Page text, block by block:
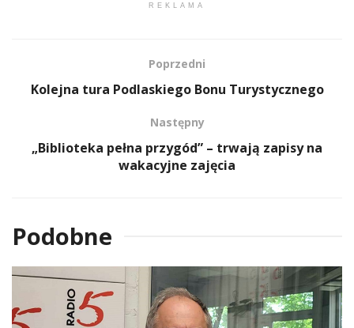
REKLAMA
Poprzedni
Kolejna tura Podlaskiego Bonu Turystycznego
Następny
„Biblioteka pełna przygód” – trwają zapisy na
wakacyjne zajęcia
Podobne